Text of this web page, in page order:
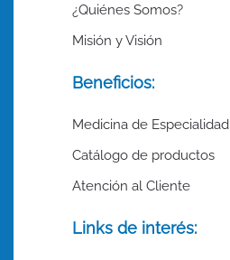
¿Quiénes Somos?
Misión y Visión
Beneficios:
Medicina de Especialidad
Catálogo de productos
Atención al Cliente
Links de interés: